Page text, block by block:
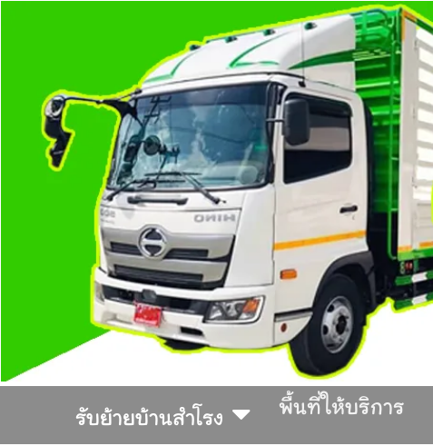
รับย้ายบ้านสำโรง
พื้นที่ให้บริการ